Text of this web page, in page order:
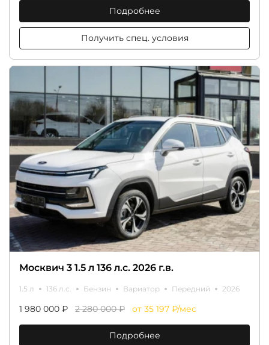
Подробнее
Получить спец. условия
Москвич 3 1.5 л 136 л.с. 2026 г.в.
1.5 л 136 л.с. Бензин Вариатор Передний 2026
1 980 000 ₽ 2 280 000 ₽ от 35 197 ₽/мес
Подробнее